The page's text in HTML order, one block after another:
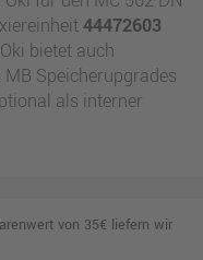
44472603
bietet auch
Speicherupgrades
als interner
von 35€ liefern wir